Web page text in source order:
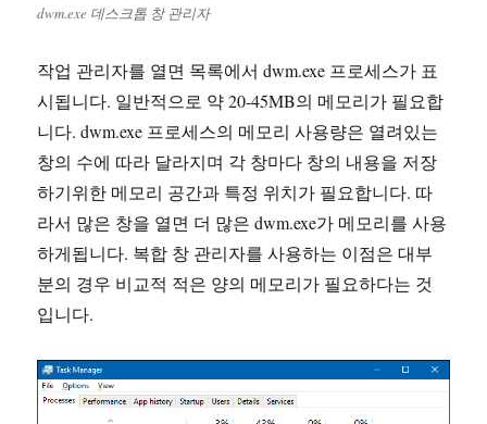
dwm.exe 데스크톱 창 관리자
작업 관리자를 열면 목록에서 dwm.exe 프로세스가 표
시됩니다. 일반적으로 약 20-45MB의 메모리가 필요합
니다. dwm.exe 프로세스의 메모리 사용량은 열려있는
창의 수에 따라 달라지며 각 창마다 창의 내용을 저장
하기위한 메모리 공간과 특정 위치가 필요합니다. 따
라서 많은 창을 열면 더 많은 dwm.exe가 메모리를 사용
하게됩니다. 복합 창 관리자를 사용하는 이점은 대부
분의 경우 비교적 적은 양의 메모리가 필요하다는 것
입니다.